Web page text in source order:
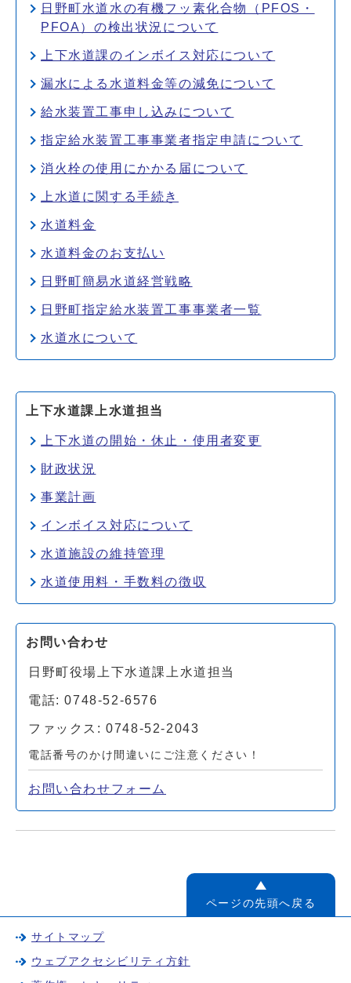
日野町水道水の有機フッ素化合物（PFOS・
PFOA）の検出状況について
上下水道課のインボイス対応について
漏水による水道料金等の減免について
給水装置工事申し込みについて
指定給水装置工事事業者指定申請について
消火栓の使用にかかる届について
上水道に関する手続き
水道料金
水道料金のお支払い
日野町簡易水道経営戦略
日野町指定給水装置工事事業者一覧
水道水について
上下水道課上水道担当
上下水道の開始・休止・使用者変更
財政状況
事業計画
インボイス対応について
水道施設の維持管理
水道使用料・手数料の徴収
お問い合わせ
日野町役場上下水道課上水道担当
電話: 0748-52-6576
ファックス: 0748-52-2043
電話番号のかけ間違いにご注意ください！
お問い合わせフォーム
ページの先頭へ戻る
サイトマップ
ウェブアクセシビリティ方針